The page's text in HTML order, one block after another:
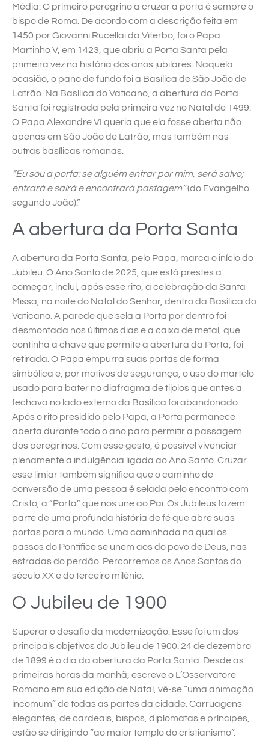
Média. O primeiro peregrino a cruzar a porta é sempre o
bispo de Roma. De acordo com a descrição feita em
1450 por Giovanni Rucellai da Viterbo, foi o Papa
Martinho V, em 1423, que abriu a Porta Santa pela
primeira vez na história dos anos jubilares. Naquela
ocasião, o pano de fundo foi a Basílica de São João de
Latrão. Na Basílica do Vaticano, a abertura da Porta
Santa foi registrada pela primeira vez no Natal de 1499.
O Papa Alexandre VI queria que ela fosse aberta não
apenas em São João de Latrão, mas também nas
outras basílicas romanas.
“Eu sou a porta: se alguém entrar por mim, será salvo;
entrará e sairá e encontrará pastagem”(do Evangelho
segundo João).”
A abertura da Porta Santa
A abertura da Porta Santa, pelo Papa, marca o início do
Jubileu. O Ano Santo de 2025, que está prestes a
começar, inclui, após esse rito, a celebração da Santa
Missa, na noite do Natal do Senhor, dentro da Basílica do
Vaticano. A parede que sela a Porta por dentro foi
desmontada nos últimos dias e a caixa de metal, que
continha a chave que permite a abertura da Porta, foi
retirada. O Papa empurra suas portas de forma
simbólica e, por motivos de segurança, o uso do martelo
usado para bater no diafragma de tijolos que antes a
fechava no lado externo da Basílica foi abandonado.
Após o rito presidido pelo Papa, a Porta permanece
aberta durante todo o ano para permitir a passagem
dos peregrinos. Com esse gesto, é possível vivenciar
plenamente a indulgência ligada ao Ano Santo. Cruzar
esse limiar também significa que o caminho de
conversão de uma pessoa é selada pelo encontro com
Cristo, a “Porta” que nos une ao Pai. Os Jubileus fazem
parte de uma profunda história de fé que abre suas
portas para o mundo. Uma caminhada na qual os
passos do Pontífice se unem aos do povo de Deus, nas
estradas do perdão. Percorremos os Anos Santos do
século XX e do terceiro milênio.
O Jubileu de 1900
Superar o desafio da modernização. Esse foi um dos
principais objetivos do Jubileu de 1900. 24 de dezembro
de 1899 é o dia da abertura da Porta Santa. Desde as
primeiras horas da manhã, escreve o L’Osservatore
Romano em sua edição de Natal, vê-se “uma animação
incomum” de todas as partes da cidade. Carruagens
elegantes, de cardeais, bispos, diplomatas e príncipes,
estão se dirigindo “ao maior templo do cristianismo”.